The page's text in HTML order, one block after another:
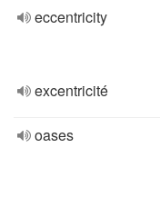
eccentricity
excentricité
oases